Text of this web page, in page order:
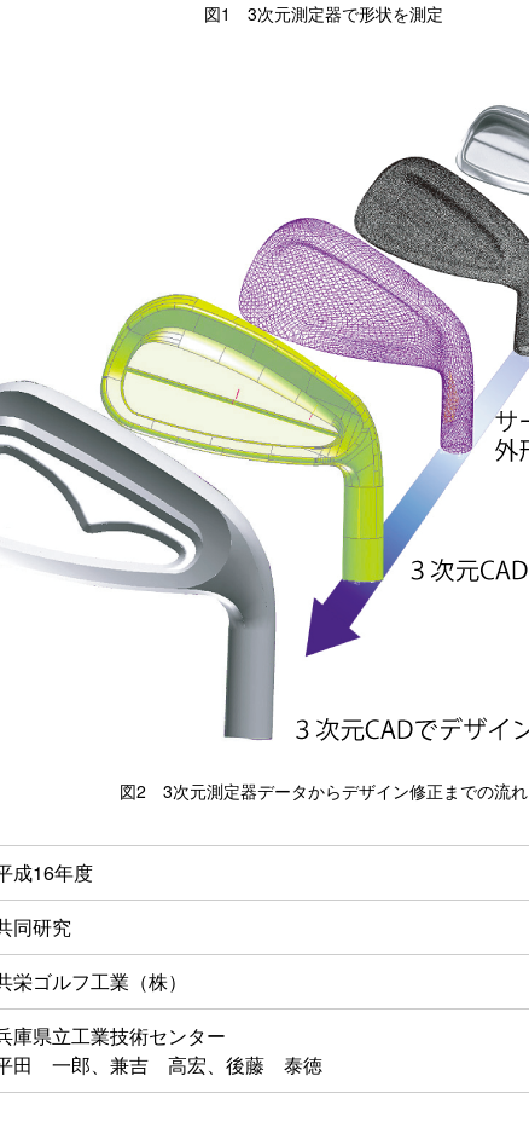
図1 3次元測定器で形状を測定
図2 3次元測定器データからデザイン修正までの流れ
成16年度
同研究
栄ゴルフ工業（株）
庫県立工業技術センター
田 一郎、兼吉 高宏、後藤 泰徳